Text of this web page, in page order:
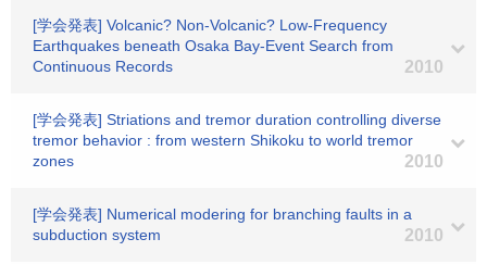
[学会発表] Volcanic? Non-Volcanic? Low-Frequency
Earthquakes beneath Osaka Bay-Event Search from
Continuous Records
2010
[学会発表] Striations and tremor duration controlling diverse
tremor behavior : from western Shikoku to world tremor
zones
2010
[学会発表] Numerical modering for branching faults in a
subduction system
2010